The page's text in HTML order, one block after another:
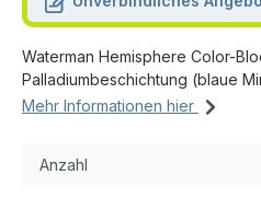
Waterman Hemisphere Color-
Palladiumbeschichtung (blaue
Mehr Informationen hier
Anzahl